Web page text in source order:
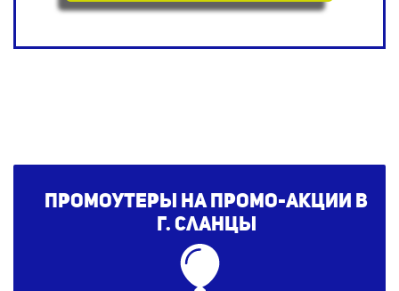
Промоутеры на промо-акции в
г. Сланцы